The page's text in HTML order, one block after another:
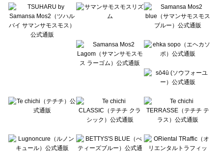
Lugnoncure（ルノンキュール）の一覧
BETTY'S BLUE（べティーズブルー）の一覧
Wpc.（ワールドパーティー）の一覧